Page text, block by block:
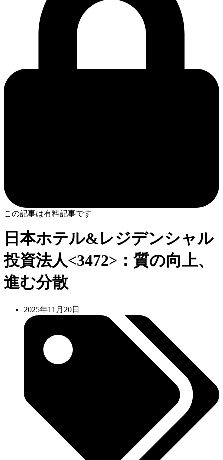
この記事は有料記事です
日本ホテル&レジデンシャル
投資法人<3472>：質の向上、
進む分散
2025年11月20日